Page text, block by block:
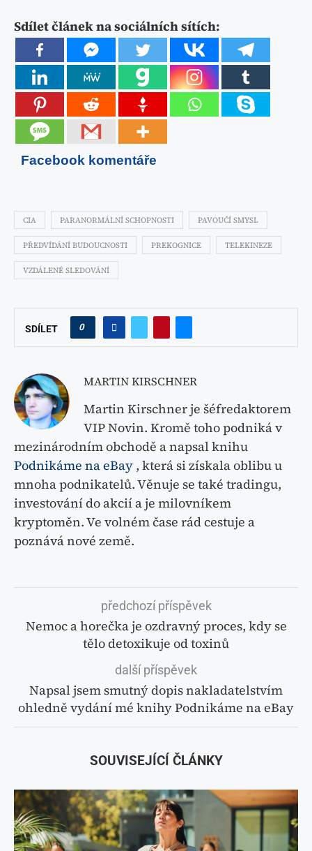
Sdílet článek na sociálních sítích:
Facebook komentáře
CIA PARANORMÁLNÍ SCHOPNOSTI PAVOUČÍ SMYSL
PŘEDVÍDÁNÍ BUDOUCNOSTI PREKOGNICE TELEKINEZE
VZDÁLENÉ SLEDOVÁNÍ
SDÍLET 0
MARTIN KIRSCHNER
Martin Kirschner je šéfredaktorem
VIP Novin. Kromě toho podniká v
mezinárodním obchodě a napsal knihu
Podnikáme na eBay , která si získala oblibu u
mnoha podnikatelů. Věnuje se také tradingu,
investování do akcií a je milovníkem
kryptoměn. Ve volném čase rád cestuje a
poznává nové země.
předchozí příspěvek
Nemoc a horečka je ozdravný proces, kdy se
tělo detoxikuje od toxinů
další příspěvek
Napsal jsem smutný dopis nakladatelstvím
ohledně vydání mé knihy Podnikáme na eBay
SOUVISEJÍCÍ ČLÁNKY